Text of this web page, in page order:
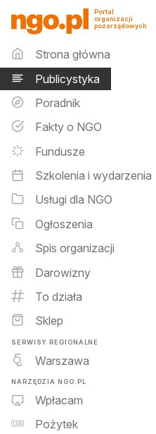
Publicystyka -
Portal
organizacji
pozarządowych
Menu główne
Strona główna
Publicystyka
Poradnik
Fakty o NGO
Fundusze
Szkolenia i wydarzenia
Usługi dla NGO
Ogłoszenia
Spis organizacji
Darowizny
To działa
Sklep
SERWISY REGIONALNE
Warszawa
NARZĘDZIA NGO.PL
Wpłacam
Pożytek